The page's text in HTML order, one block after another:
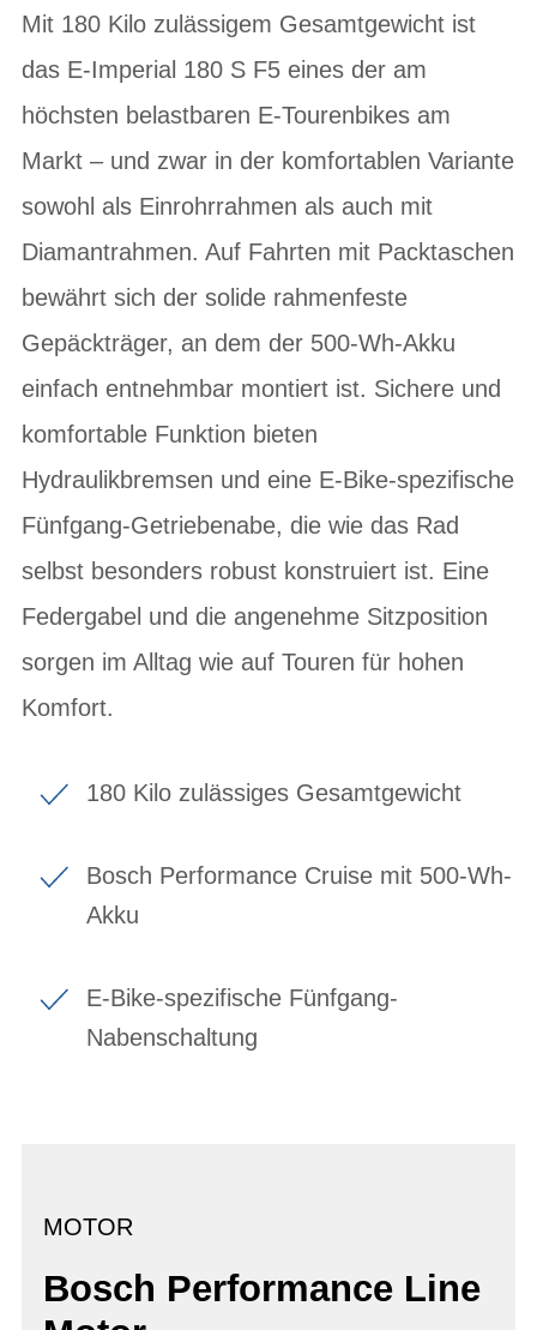
Mit 180 Kilo zulässigem Gesamtgewicht ist
das E-Imperial 180 S F5 eines der am
höchsten belastbaren E-Tourenbikes am
Markt – und zwar in der komfortablen Variante
sowohl als Einrohrrahmen als auch mit
Diamantrahmen. Auf Fahrten mit Packtaschen
bewährt sich der solide rahmenfeste
Gepäckträger, an dem der 500-Wh-Akku
einfach entnehmbar montiert ist. Sichere und
komfortable Funktion bieten
Hydraulikbremsen und eine E-Bike-spezifische
Fünfgang-Getriebenabe, die wie das Rad
selbst besonders robust konstruiert ist. Eine
Federgabel und die angenehme Sitzposition
sorgen im Alltag wie auf Touren für hohen
Komfort.
180 Kilo zulässiges Gesamtgewicht
Bosch Performance Cruise mit 500-Wh-
Akku
E-Bike-spezifische Fünfgang-
Nabenschaltung
MOTOR
Bosch Performance Line